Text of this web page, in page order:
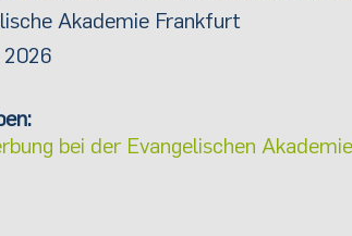
Akademie Frankfurt
bei der Evangelischen